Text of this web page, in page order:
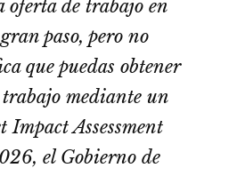
oferta de trabajo en
paso, pero no
que puedas obtener
mediante un
Assessment
el Gobierno de